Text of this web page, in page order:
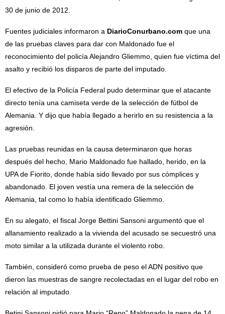
30 de junio de 2012.
Fuentes judiciales informaron a DiarioConurbano.com que una
de las pruebas claves para dar con Maldonado fue el
reconocimiento del policía Alejandro Gliemmo, quien fue víctima del
asalto y recibió los disparos de parte del imputado.
El efectivo de la Policía Federal pudo determinar que el atacante
directo tenía una camiseta verde de la selección de fútbol de
Alemania. Y dijo que había llegado a herirlo en su resistencia a la
agresión.
Las pruebas reunidas en la causa determinaron que horas
después del hecho, Mario Maldonado fue hallado, herido, en la
UPA de Fiorito, donde había sido llevado por sus cómplices y
abandonado. El joven vestía una remera de la selección de
Alemania, tal como lo había identificado Gliemmo.
En su alegato, el fiscal Jorge Bettini Sansoni argumentó que el
allanamiento realizado a la vivienda del acusado se secuestró una
moto similar a la utilizada durante el violento robo.
También, consideró como prueba de peso el ADN positivo que
dieron las muestras de sangre recolectadas en el lugar del robo en
relación al imputado.